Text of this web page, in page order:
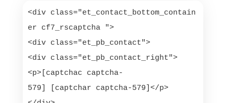
<div class="et_contact_bottom_contain
er cf7_rscaptcha ">
<div class="et_pb_contact">
<div class="et_pb_contact_right">
<p>[captchac captcha-
579] [captchar captcha-579]</p>